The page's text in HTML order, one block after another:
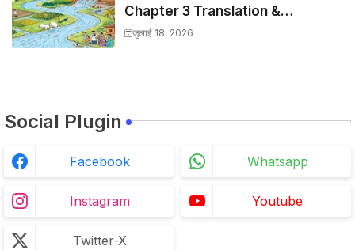
Chapter 3 Translation &
Solutions
जुलाई 18, 2026
Social Plugin
Facebook Whatsapp
Instagram Youtube
Twitter-X